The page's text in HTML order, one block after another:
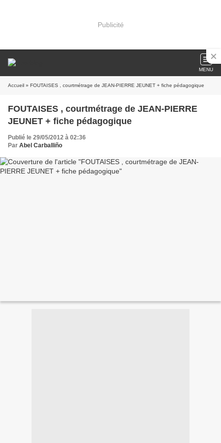
Publicité
MENU
Accueil » FOUTAISES , courtmétrage de JEAN-PIERRE JEUNET + fiche pédagogique
FOUTAISES , courtmétrage de JEAN-PIERRE
JEUNET + fiche pédagogique
Publié le 29/05/2012 à 02:36
Par Abel Carballiño